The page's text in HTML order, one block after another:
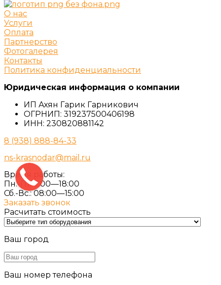
О нас
Услуги
Оплата
Партнерство
Фотогалерея
Контакты
Политика конфиденциальности
Юридическая информация о компании
ИП Ахян Гарик Гарникович
ОГРНИП: 319237500406198
ИНН: 230820881142
8 (938) 888-84-33
ns-krasnodar@mail.ru
Время работы:
Пн.-Пт. 7:00—18:00
Сб.-Вс.: 08:00—15:00
Заказать звонок
Расчитать стоимость
Ваш город
Ваш номер телефона